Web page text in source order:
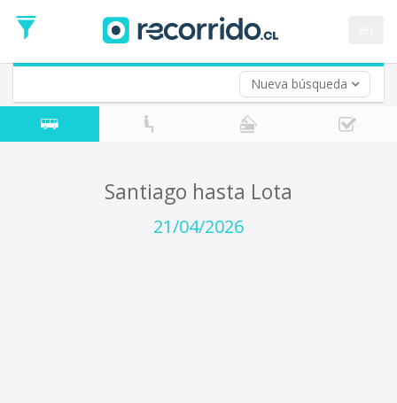
Nueva búsqueda
de
Ida
Vuelta (opcional)
Fecha
de
Santiago hasta Lota
21/04/2026